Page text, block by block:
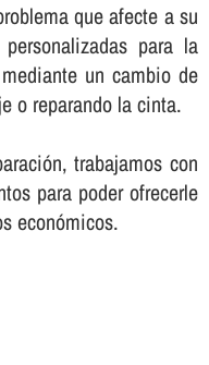
que afecte a su
para la
un cambio de
o reparando la cinta.
trabajamos con
para poder ofrecerle
económicos.